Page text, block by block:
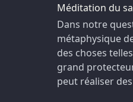
Méditation du
Dans notre
métaphysique
des choses
grand
peut réaliser